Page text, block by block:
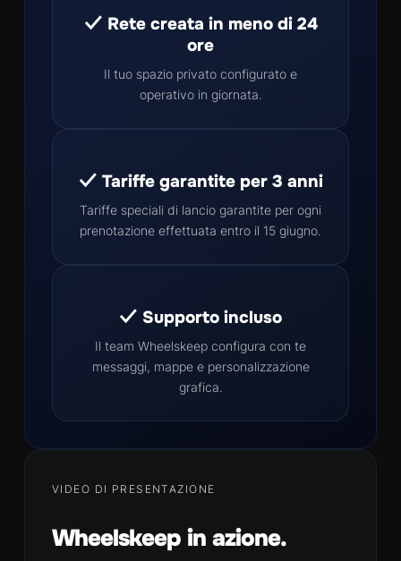
✓ Rete creata in meno di 24
ore
Il tuo spazio privato configurato e
operativo in giornata.
✓ Tariffe garantite per 3 anni
Tariffe speciali di lancio garantite per ogni
prenotazione effettuata entro il 15 giugno.
✓ Supporto incluso
Il team Wheelskeep configura con te
messaggi, mappe e personalizzazione
grafica.
VIDEO DI PRESENTAZIONE
Wheelskeep in azione.